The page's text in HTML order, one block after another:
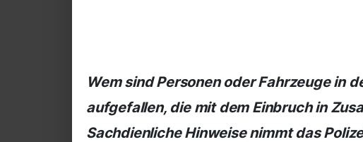
Wem sind Personen oder Fahrzeuge in
aufgefallen, die mit dem Einbruch in
Sachdienliche Hinweise nimmt das